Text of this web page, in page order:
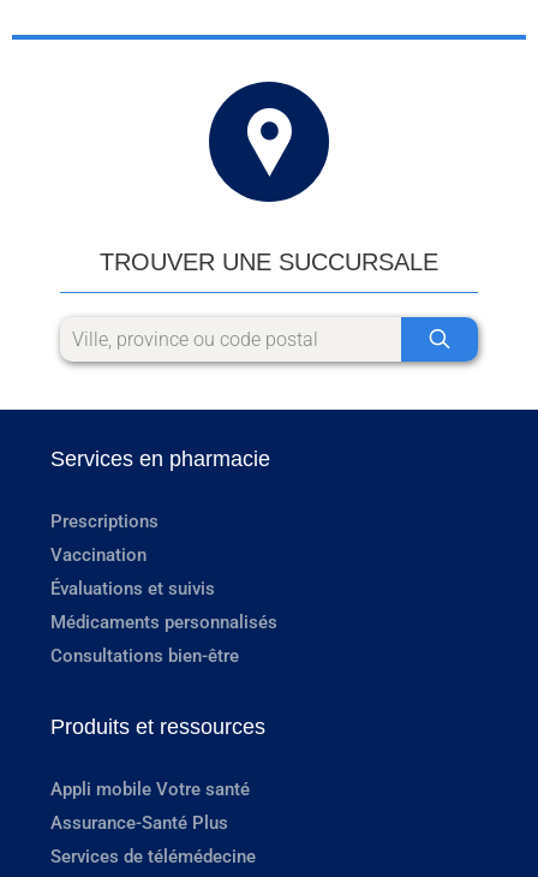
TROUVER UNE SUCCURSALE
Services en pharmacie
Prescriptions
Vaccination
Évaluations et suivis
Médicaments personnalisés
Consultations bien-être
Produits et ressources
Appli mobile Votre santé
Assurance-Santé Plus
Services de télémédecine